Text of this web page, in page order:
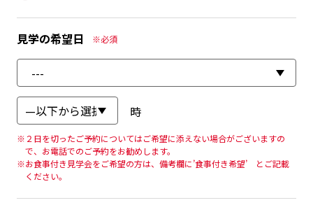
見学の希望日 ※必須
時
※２日を切ったご予約についてはご希望に添えない場合がございますの
で、お電話でのご予約をお勧めします。
※お食事付き見学会をご希望の方は、備考欄に’食事付き希望’ とご記載
ください。